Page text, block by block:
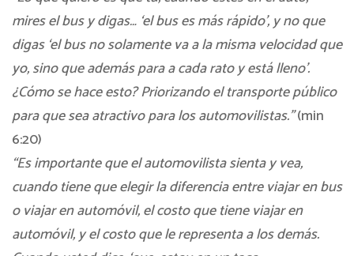
mires el bus y digas… ‘el bus es más rápido’, y no que
digas ‘el bus no solamente va a la misma velocidad que
yo, sino que además para a cada rato y está lleno’.
¿Cómo se hace esto? Priorizando el transporte público
para que sea atractivo para los automovilistas.”(min
6:20)
“Es importante que el automovilista sienta y vea,
cuando tiene que elegir la diferencia entre viajar en bus
o viajar en automóvil, el costo que tiene viajar en
automóvil, y el costo que le representa a los demás.